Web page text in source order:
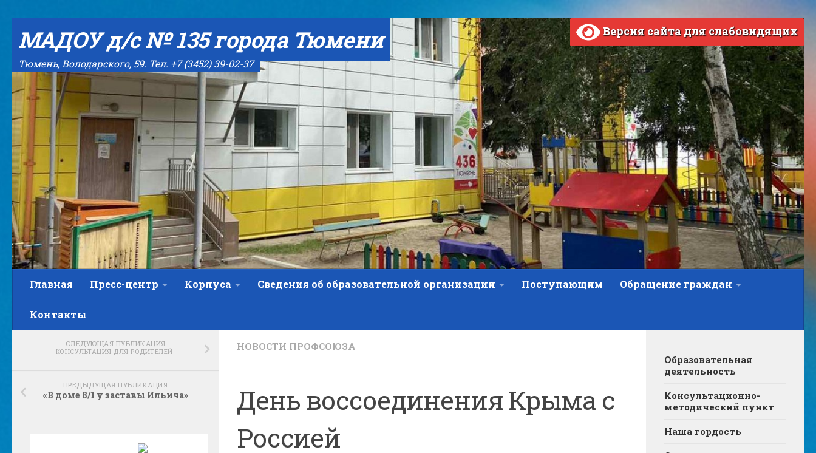
Skip to content
МАДОУ д/с № 135 города Тюмени
Тюмень, Володарского, 59. Тел. +7 (3452) 39-02-37
Версия сайта для слабовидящих
Главная Пресс-центр Корпуса Сведения об образовательной организации Поступающим Обращение граждан
Контакты
НОВОСТИ ПРОФСОЮЗА
День воссоединения Крыма с
Россией
СЛЕДУЮЩАЯ ПУБЛИКАЦИЯ
КОНСУЛЬТАЦИЯ ДЛЯ РОДИТЕЛЕЙ
ПРЕДЫДУЩАЯ ПУБЛИКАЦИЯ
«В доме 8/1 у заставы Ильича»
Образовательная
деятельность
Консультационно-
методический пункт
Наша гордость